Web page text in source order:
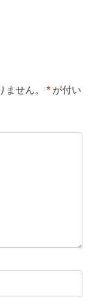
せん。 * が付い